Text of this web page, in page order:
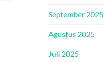
September 2025
Agustus 2025
Juli 2025